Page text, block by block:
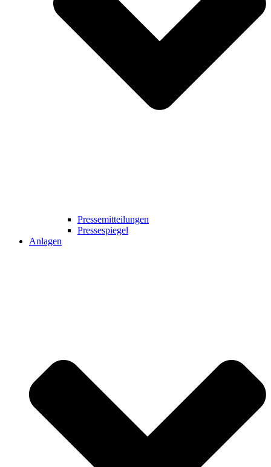
Pressemitteilungen
Pressespiegel
Anlagen